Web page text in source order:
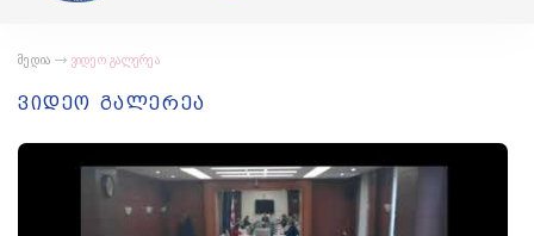
მედია ვიდეო გალერეა
ვიდეო გალერეა